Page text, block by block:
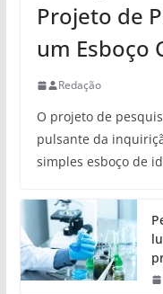
Projeto de
um Esboço
Redação
O projeto de
pulsante da
simples esboço de